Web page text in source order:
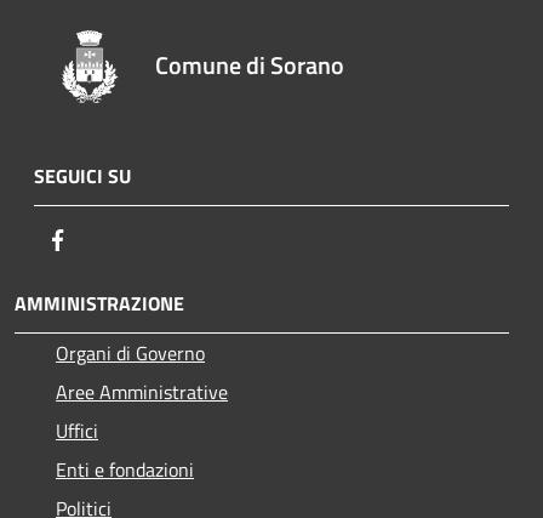
Comune di Sorano
SEGUICI SU
AMMINISTRAZIONE
Organi di Governo
Aree Amministrative
Uffici
Enti e fondazioni
Politici